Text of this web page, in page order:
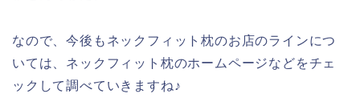
なので、今後もネックフィット枕のお店のラインにつ
いては、ネックフィット枕のホームページなどをチェ
ックして調べていきますね♪